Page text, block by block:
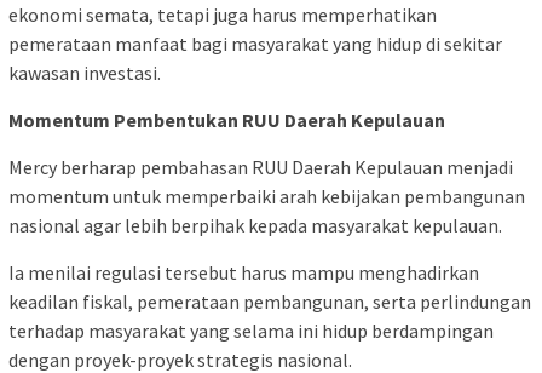
ekonomi semata, tetapi juga harus memperhatikan
pemerataan manfaat bagi masyarakat yang hidup di sekitar
kawasan investasi.
Momentum Pembentukan RUU Daerah Kepulauan
Mercy berharap pembahasan RUU Daerah Kepulauan menjadi
momentum untuk memperbaiki arah kebijakan pembangunan
nasional agar lebih berpihak kepada masyarakat kepulauan.
Ia menilai regulasi tersebut harus mampu menghadirkan
keadilan fiskal, pemerataan pembangunan, serta perlindungan
terhadap masyarakat yang selama ini hidup berdampingan
dengan proyek-proyek strategis nasional.